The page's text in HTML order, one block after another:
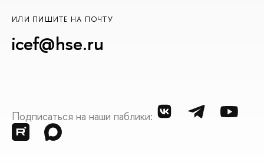
ИЛИ ПИШИТЕ НА ПОЧТУ
icef@hse.ru
Подписаться на наши паблики: